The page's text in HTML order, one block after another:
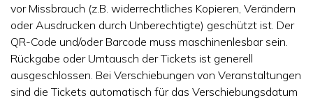
vor Missbrauch (z.B. widerrechtliches Kopieren, Verändern
oder Ausdrucken durch Unberechtigte) geschützt ist. Der
QR-Code und/oder Barcode muss maschinenlesbar sein.
Rückgabe oder Umtausch der Tickets ist generell
ausgeschlossen. Bei Verschiebungen von Veranstaltungen
sind die Tickets automatisch für das Verschiebungsdatum